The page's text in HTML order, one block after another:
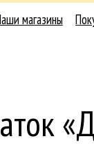
магазины